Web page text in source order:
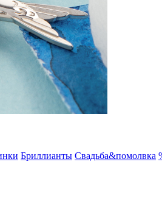
Бриллианты Свадьба&помолвка